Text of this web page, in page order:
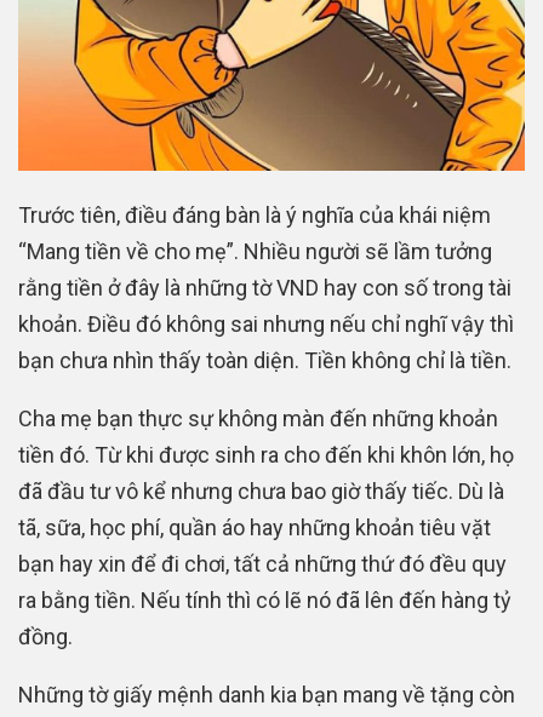
Trước tiên, điều đáng bàn là ý nghĩa của khái niệm
“Mang tiền về cho mẹ”. Nhiều người sẽ lầm tưởng
rằng tiền ở đây là những tờ VND hay con số trong tài
khoản. Điều đó không sai nhưng nếu chỉ nghĩ vậy thì
bạn chưa nhìn thấy toàn diện. Tiền không chỉ là tiền.
Cha mẹ bạn thực sự không màn đến những khoản
tiền đó. Từ khi được sinh ra cho đến khi khôn lớn, họ
đã đầu tư vô kể nhưng chưa bao giờ thấy tiếc. Dù là
tã, sữa, học phí, quần áo hay những khoản tiêu vặt
bạn hay xin để đi chơi, tất cả những thứ đó đều quy
ra bằng tiền. Nếu tính thì có lẽ nó đã lên đến hàng tỷ
đồng.
Những tờ giấy mệnh danh kia bạn mang về tặng còn